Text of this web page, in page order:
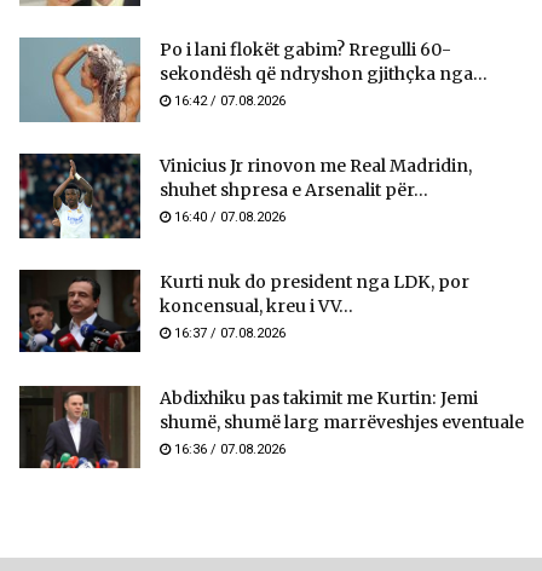
Po i lani flokët gabim? Rregulli 60-
sekondësh që ndryshon gjithçka nga...
16:42 / 07.08.2026
Vinicius Jr rinovon me Real Madridin,
shuhet shpresa e Arsenalit për...
16:40 / 07.08.2026
Kurti nuk do president nga LDK, por
koncensual, kreu i VV...
16:37 / 07.08.2026
Abdixhiku pas takimit me Kurtin: Jemi
shumë, shumë larg marrëveshjes eventuale
16:36 / 07.08.2026